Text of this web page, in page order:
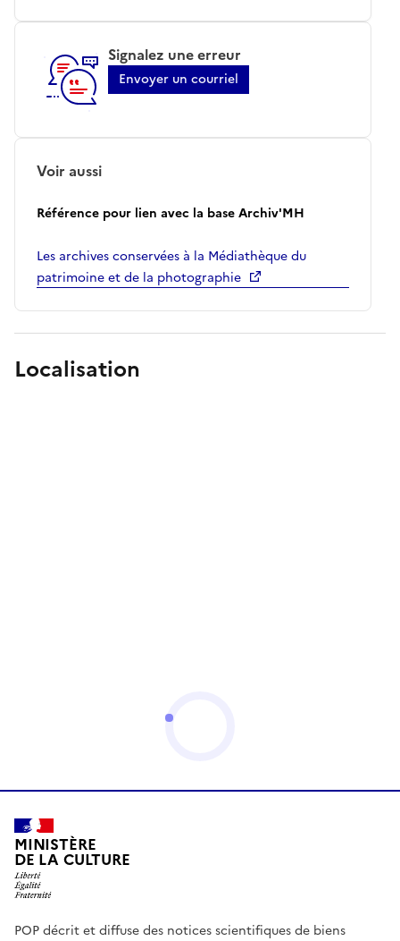
Signalez une erreur
Envoyer un courriel
Voir aussi
Référence pour lien avec la base Archiv'MH
Les archives conservées à la Médiathèque du
patrimoine et de la photographie
Localisation
MINISTÈRE
DE LA CULTURE
POP décrit et diffuse des notices scientifiques de biens